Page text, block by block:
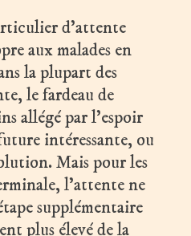
d’attente
aux malades en
la plupart des
le fardeau de
allégé par l’espoir
intéressante, ou
Mais pour les
l’attente ne
supplémentaire
plus élevé de la